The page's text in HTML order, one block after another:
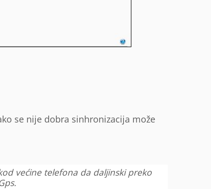
se nije dobra sinhronizacija može
većine telefona da daljinski preko